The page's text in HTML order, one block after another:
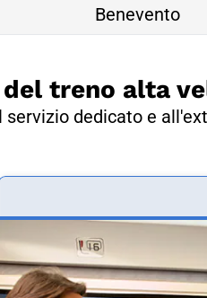
Benevento
treno alta
dedicato e